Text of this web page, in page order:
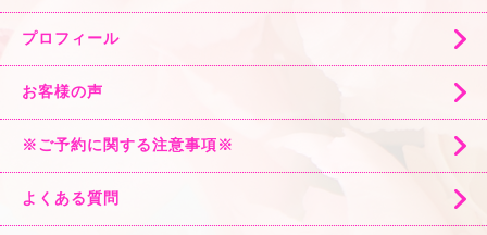
プロフィール
お客様の声
※ご予約に関する注意事項※
よくある質問